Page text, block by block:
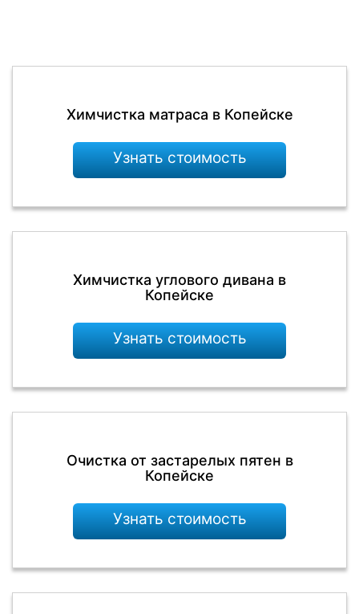
Химчистка матраса в Копейске
Узнать стоимость
Химчистка углового дивана в
Копейске
Узнать стоимость
Очистка от застарелых пятен в
Копейске
Узнать стоимость